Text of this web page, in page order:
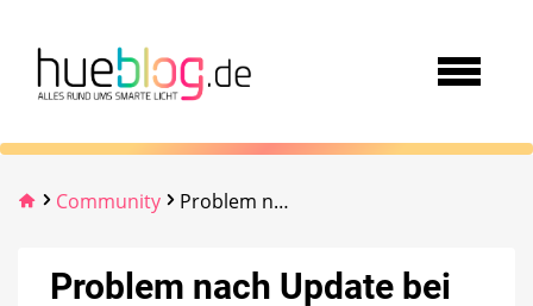
Community Problem nach Update bei Ensis
Problem nach Update bei